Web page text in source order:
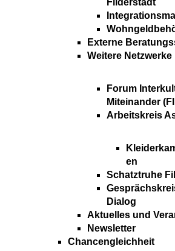
Filderstadt
Externe
Weitere
Forum
Miteinander
Arbeitskreis
en
Schatztruhe
Dialog
Aktuelles und
Newsletter
Chancengleichheit